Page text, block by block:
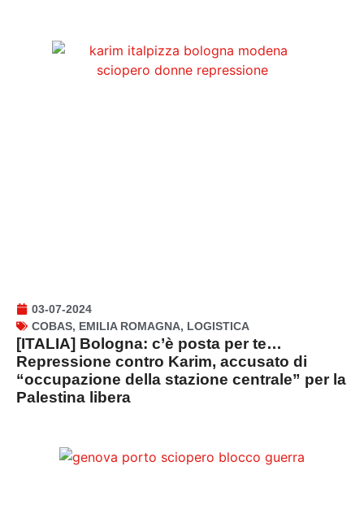
03-07-2024
COBAS, EMILIA ROMAGNA, LOGISTICA
[ITALIA] Bologna: c’è posta per te…
Repressione contro Karim, accusato di
“occupazione della stazione centrale” per la
Palestina libera